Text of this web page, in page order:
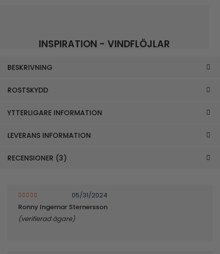
INSPIRATION - VINDFLÖJLAR
BESKRIVNING
ROSTSKYDD
YTTERLIGARE INFORMATION
LEVERANS INFORMATION
RECENSIONER (3)
05/31/2024
Ronny Ingemar Sternersson
(verifierad ägare)